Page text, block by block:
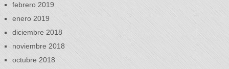
febrero 2019
enero 2019
diciembre 2018
noviembre 2018
octubre 2018